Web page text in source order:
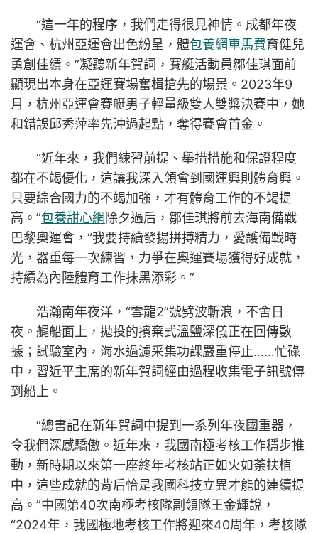
“這一年的程序，我們走得很見神情。成都年夜
運會、杭州亞運會出色紛呈，體包養網車馬費育健兒
勇創佳績。”凝聽新年賀詞，賽艇活動員鄒佳琪面前
顯現出本身在亞運賽場奮楫搶先的場景。2023年9
月，杭州亞運會賽艇男子輕量級雙人雙槳決賽中，她
和錯誤邱秀萍率先沖過起點，奪得賽會首金。
“近年來，我們練習前提、舉措措施和保證程度
都在不竭優化，這讓我深入領會到國運興則體育興。
只要綜合國力的不竭加強，才有體育工作的不竭提
高。”包養甜心網 除夕過后，鄒佳琪將前去海南備戰
巴黎奧運會，“我要持續發揚拼搏精力，愛護備戰時
光，器重每一次練習，力爭在奧運賽場獲得好成就，
持續為內陸體育工作抹黑添彩。”
浩瀚南年夜洋，“雪龍2”號劈波斬浪，不舍日
夜。艉船面上，拋投的擯棄式溫鹽深儀正在回傳數
據；試驗室內，海水過濾采集功課嚴重停止……忙碌
中，習近平主席的新年賀詞經由過程收集電子訊號傳
到船上。
“總書記在新年賀詞中提到一系列年夜國重器，
令我們深感驕傲。近年來，我國南極考核工作穩步推
動，新時期以來第一座終年考核站正如火如荼扶植
中，這些成就的背后恰是我國科技立異才能的連續提
高。”中國第40次南極考核隊副領隊王金輝說，
“2024年，我國極地考核工作將迎來40周年，考核隊